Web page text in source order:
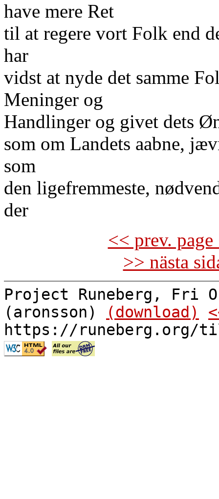
have mere Ret
til at regere vort Folk end
har
vidst at nyde det samme
Meninger og
Handlinger og givet dets
som om Landets aabne,
som
den ligefremmeste,
der
<< prev.
>> nästa
Project Runeberg, Fri
(aronsson)
(download)
https://runeberg.org/